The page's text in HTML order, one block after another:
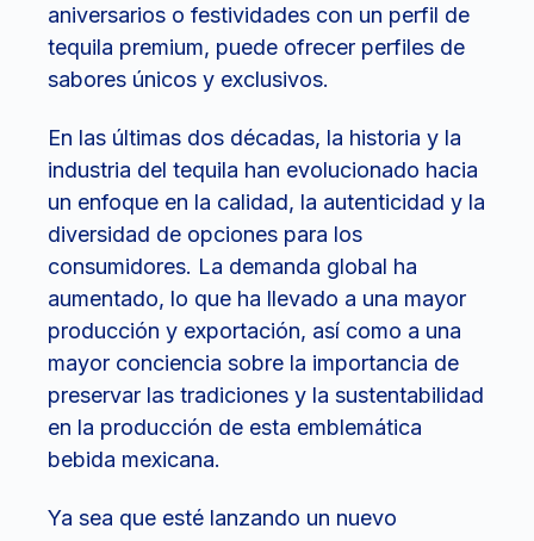
aniversarios o festividades con un perfil de
tequila premium, puede ofrecer perfiles de
sabores únicos y exclusivos.
En las últimas dos décadas, la historia y la
industria del tequila han evolucionado hacia
un enfoque en la calidad, la autenticidad y la
diversidad de opciones para los
consumidores. La demanda global ha
aumentado, lo que ha llevado a una mayor
producción y exportación, así como a una
mayor conciencia sobre la importancia de
preservar las tradiciones y la sustentabilidad
en la producción de esta emblemática
bebida mexicana.
Ya sea que esté lanzando un nuevo